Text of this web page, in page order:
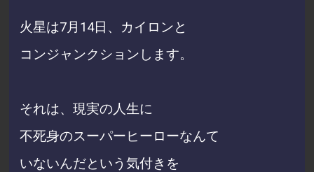
火星は7月14日、 カイロンと
コンジャンクションします。
それは、現実の人生に
不死身のスーパーヒーローなんて
いないんだという気付きを